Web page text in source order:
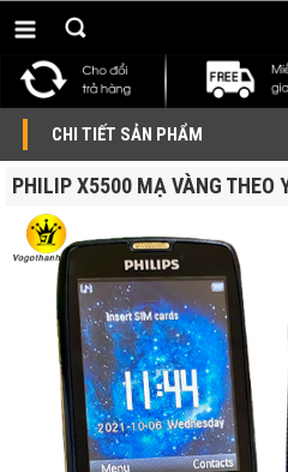
CHI TIẾT SẢN PHẨM
PHILIP X5500 MẠ VÀNG THEO